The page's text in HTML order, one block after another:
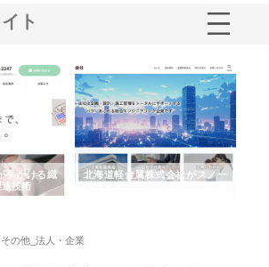
ト
手がける織
造技術
北海道軽金属株式会社がスノー
その他_法人・企業